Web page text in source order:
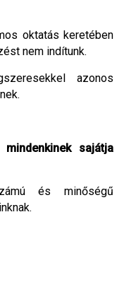
oktatás keretében
nem indítunk.
azonos
sajátja
és minőségű